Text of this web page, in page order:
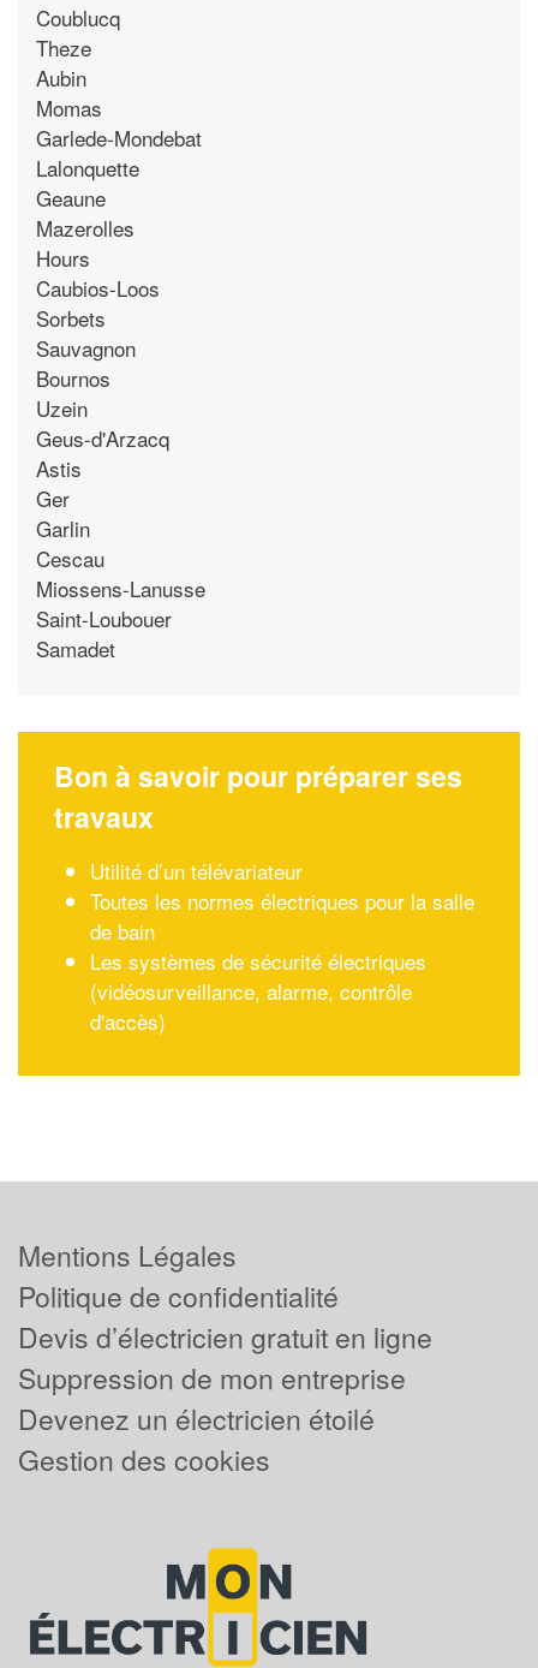
Coublucq
Theze
Aubin
Momas
Garlede-Mondebat
Lalonquette
Geaune
Mazerolles
Hours
Caubios-Loos
Sorbets
Sauvagnon
Bournos
Uzein
Geus-d'Arzacq
Astis
Ger
Garlin
Cescau
Miossens-Lanusse
Saint-Loubouer
Samadet
Bon à savoir pour préparer ses
travaux
Utilité d’un télévariateur
Toutes les normes électriques pour la salle
de bain
Les systèmes de sécurité électriques
(vidéosurveillance, alarme, contrôle
d'accès)
Mentions Légales
Politique de confidentialité
Devis d’électricien gratuit en ligne
Suppression de mon entreprise
Devenez un électricien étoilé
Gestion des cookies